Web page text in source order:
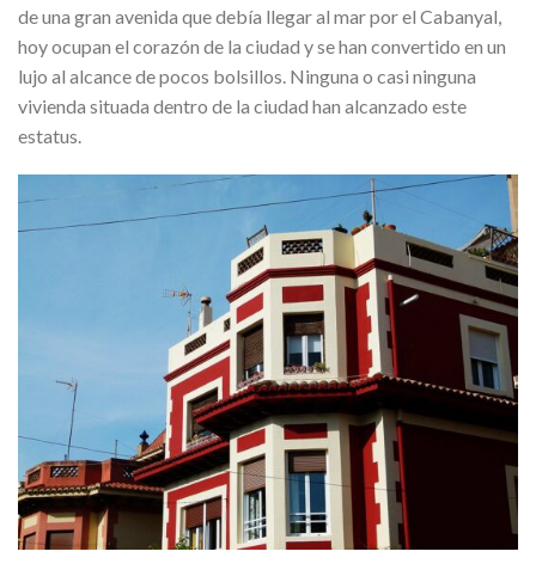
de una gran avenida que debía llegar al mar por el Cabanyal,
hoy ocupan el corazón de la ciudad y se han convertido en un
lujo al alcance de pocos bolsillos. Ninguna o casi ninguna
vivienda situada dentro de la ciudad han alcanzado este
estatus.